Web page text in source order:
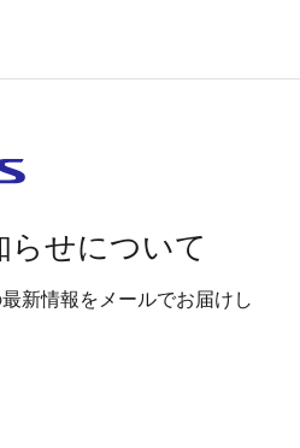
らせについて
新情報をメールでお届けし